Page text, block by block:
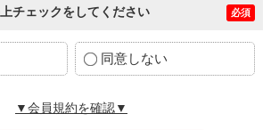
チェックをしてください 必須
同意しない
▼会員規約を確認▼